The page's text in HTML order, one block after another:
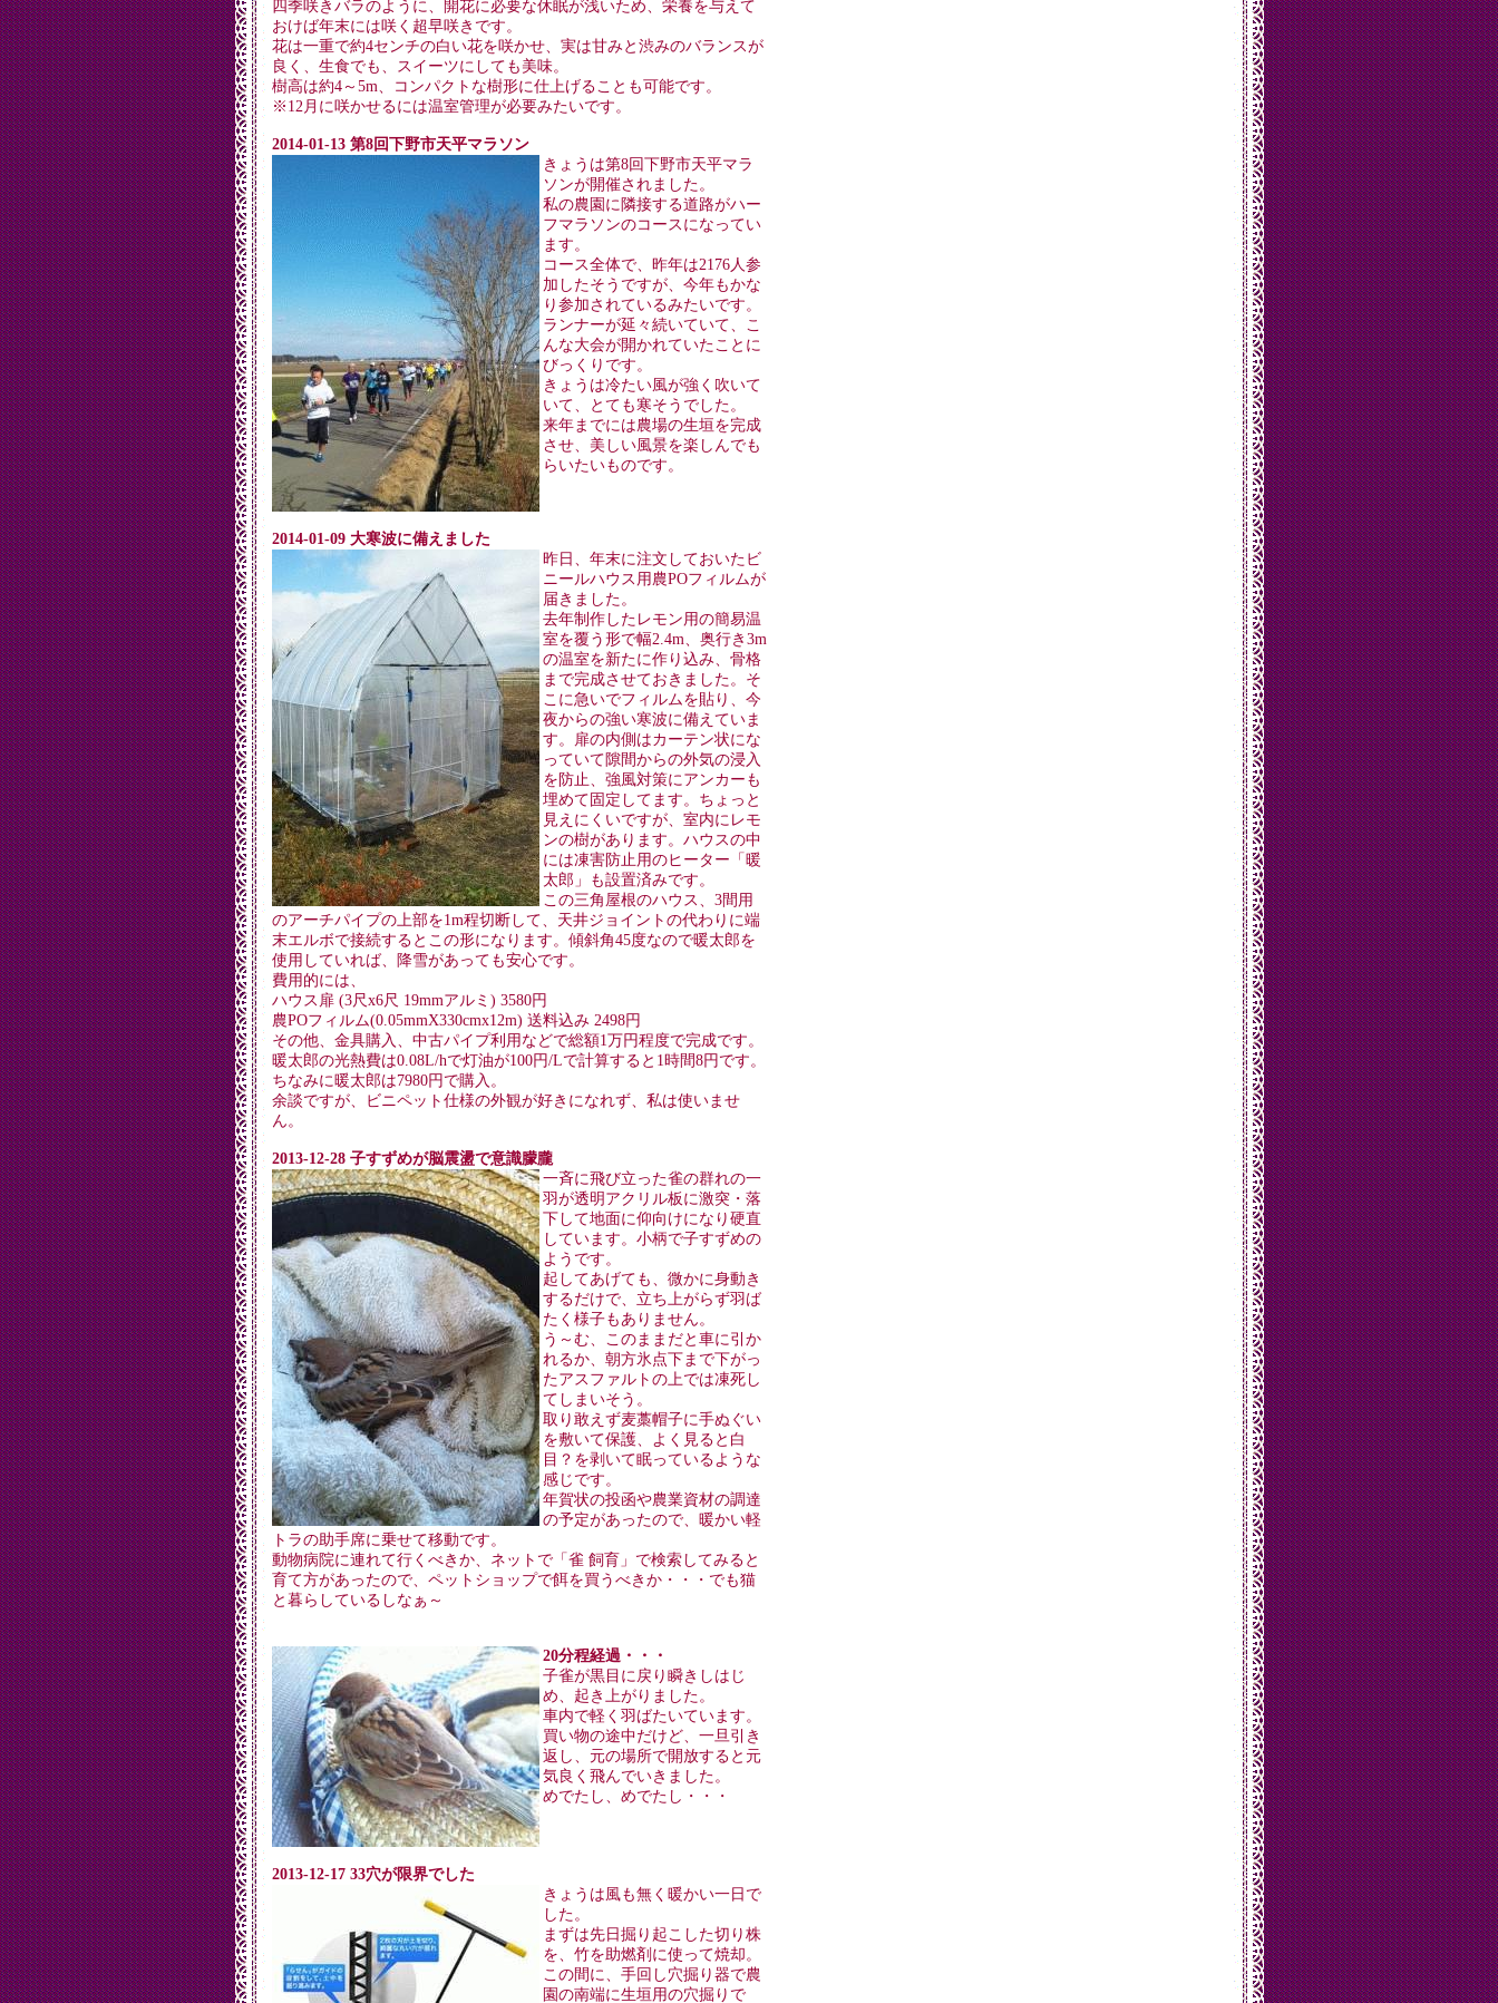
四季咲きバラのように、開花に必要な休眠が浅いため、栄養を与えて
おけば年末には咲く超早咲きです。
花は一重で約4センチの白い花を咲かせ、実は甘みと渋みのバランスが
良く、生食でも、スイーツにしても美味。
樹高は約4～5m、コンパクトな樹形に仕上げることも可能です。
※12月に咲かせるには温室管理が必要みたいです。
2014-01-13 第8回下野市天平マラソン
きょうは第8回下野市天平マラ
ソンが開催されました。
私の農園に隣接する道路がハー
フマラソンのコースになってい
ます。
コース全体で、昨年は2176人参
加したそうですが、今年もかな
り参加されているみたいです。
ランナーが延々続いていて、こ
んな大会が開かれていたことに
びっくりです。
きょうは冷たい風が強く吹いて
いて、とても寒そうでした。
来年までには農場の生垣を完成
させ、美しい風景を楽しんでも
らいたいものです。
2014-01-09 大寒波に備えました
昨日、年末に注文しておいたビ
ニールハウス用農POフィルムが
届きました。
去年制作したレモン用の簡易温
室を覆う形で幅2.4m、奥行き3m
の温室を新たに作り込み、骨格
まで完成させておきました。そ
こに急いでフィルムを貼り、今
夜からの強い寒波に備えていま
す。扉の内側はカーテン状にな
っていて隙間からの外気の浸入
を防止、強風対策にアンカーも
埋めて固定してます。ちょっと
見えにくいですが、室内にレモ
ンの樹があります。ハウスの中
には凍害防止用のヒーター「暖
太郎」も設置済みです。
この三角屋根のハウス、3間用
のアーチパイプの上部を1m程切断して、天井ジョイントの代わりに端
末エルボで接続するとこの形になります。傾斜角45度なので暖太郎を
使用していれば、降雪があっても安心です。
費用的には、
ハウス扉 (3尺x6尺 19mmアルミ) 3580円
農POフィルム(0.05mmX330cmx12m) 送料込み 2498円
その他、金具購入、中古パイプ利用などで総額1万円程度で完成です。
暖太郎の光熱費は0.08L/hで灯油が100円/Lで計算すると1時間8円です。
ちなみに暖太郎は7980円で購入。
余談ですが、ビニペット仕様の外観が好きになれず、私は使いませ
ん。
2013-12-28 子すずめが脳震盪で意識朦朧
一斉に飛び立った雀の群れの一
羽が透明アクリル板に激突・落
下して地面に仰向けになり硬直
しています。小柄で子すずめの
ようです。
起してあげても、微かに身動き
するだけで、立ち上がらず羽ば
たく様子もありません。
う～む、このままだと車に引か
れるか、朝方氷点下まで下がっ
たアスファルトの上では凍死し
てしまいそう。
取り敢えず麦藁帽子に手ぬぐい
を敷いて保護、よく見ると白
目？を剥いて眠っているような
感じです。
年賀状の投函や農業資材の調達
の予定があったので、暖かい軽
トラの助手席に乗せて移動です。
動物病院に連れて行くべきか、ネットで「雀 飼育」で検索してみると
育て方があったので、ペットショップで餌を買うべきか・・・でも猫
と暮らしているしなぁ～
20分程経過・・・
子雀が黒目に戻り瞬きしはじ
め、起き上がりました。
車内で軽く羽ばたいています。
買い物の途中だけど、一旦引き
返し、元の場所で開放すると元
気良く飛んでいきました。
めでたし、めでたし・・・
2013-12-17 33穴が限界でした
きょうは風も無く暖かい一日で
した。
まずは先日掘り起こした切り株
を、竹を助燃剤に使って焼却。
この間に、手回し穴掘り器で農
園の南端に生垣用の穴掘りで